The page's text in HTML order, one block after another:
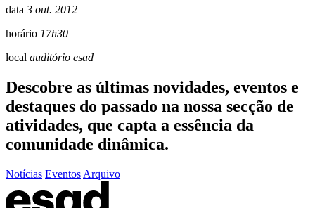
data 3 out. 2012
horário 17h30
local auditório esad
Descobre as últimas novidades, eventos e
destaques do passado na nossa secção de
atividades, que capta a essência da
comunidade dinâmica.
Notícias Eventos Arquivo